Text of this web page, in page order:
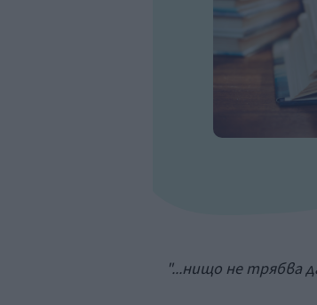
"...нищо не трябва